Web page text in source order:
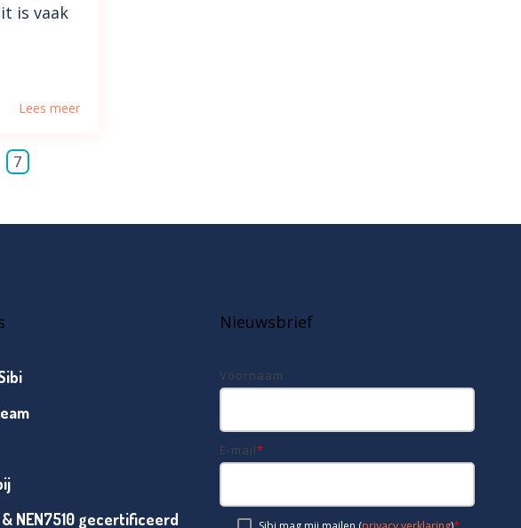
is vaak
Lees meer
7
& NEN7510 gecertificeerd
Nieuwsbrief
Voornaam
E-mail*